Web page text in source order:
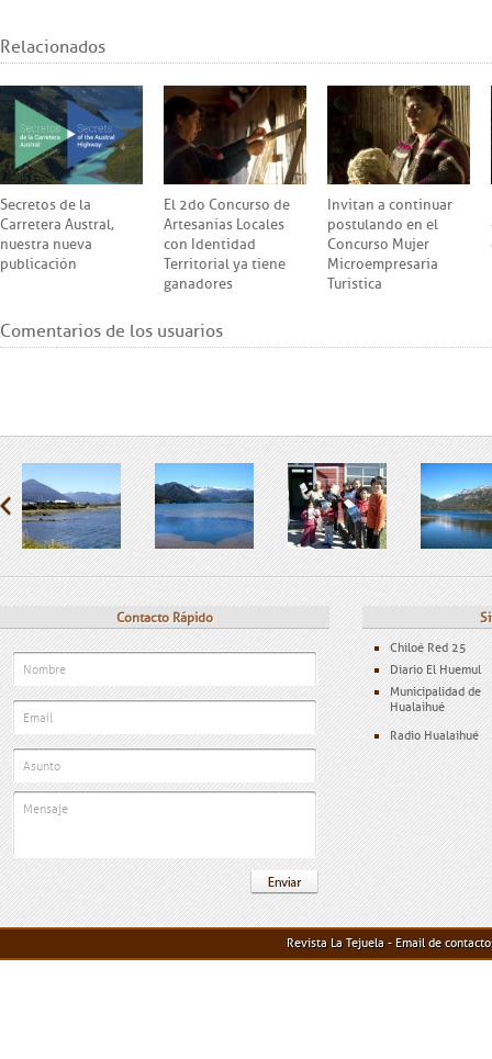
Relacionados
Secretos de la
Carretera Austral,
nuestra nueva
publicación
El 2do Concurso de
Artesanías Locales
con Identidad
Territorial ya tiene
ganadores
Invitan a continuar
postulando en el
Concurso Mujer
Microempresaria
Turística
Comentarios de los usuarios
Contacto Rápido
Chiloé Red 25
Diario El Huemul
Municipalidad de
Hualaihué
Radio Hualaihué
Revista La Tejuela - Email de